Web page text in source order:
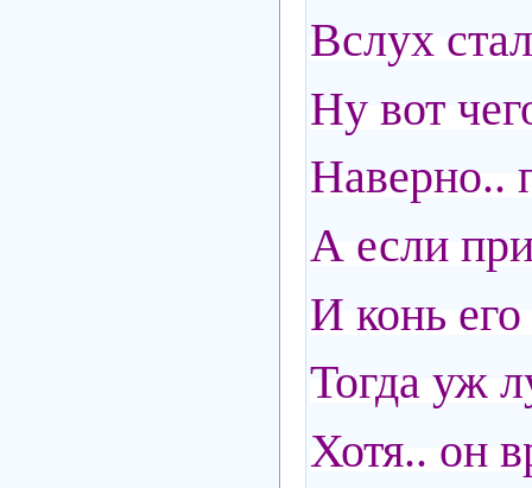
Вслух
Ну вот
Наверно..
А если
И конь
Тогда уж
Хотя.. он